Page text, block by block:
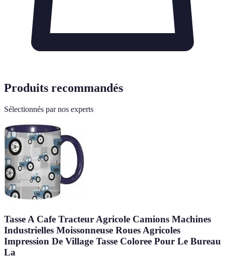
Produits recommandés
Sélectionnés par nos experts
Tasse A Cafe Tracteur Agricole Camions Machines
Industrielles Moissonneuse Roues Agricoles
Impression De Village Tasse Coloree Pour Le Bureau
La